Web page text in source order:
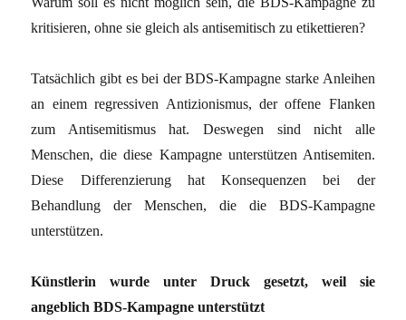
kritisieren, ohne sie gleich als antisemitisch zu etikettieren?
Tatsächlich gibt es bei der BDS-Kampagne starke Anleihen
an einem regressiven Antizionismus, der offene Flanken
zum Antisemitismus hat. Deswegen sind nicht alle
Menschen, die diese Kampagne unterstützen Antisemiten.
Diese Differenzierung hat Konsequenzen bei der
Behandlung der Menschen, die die BDS-Kampagne
unterstützen.
Künstlerin wurde unter Druck gesetzt, weil sie
angeblich BDS-Kampagne unterstützt